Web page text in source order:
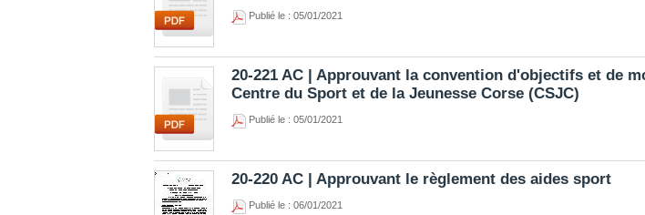
Publié le : 05/01/2021
20-221 AC | Approuvant la convention d'objectifs et de
Centre du Sport et de la Jeunesse Corse (CSJC)
Publié le : 05/01/2021
20-220 AC | Approuvant le règlement des aides sport
Publié le : 06/01/2021